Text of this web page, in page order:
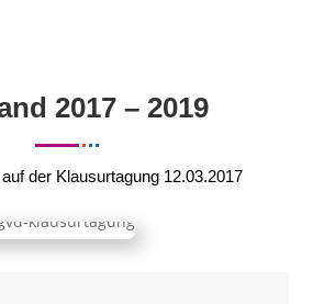
2017 – 2019
der Klausurtagung 12.03.2017